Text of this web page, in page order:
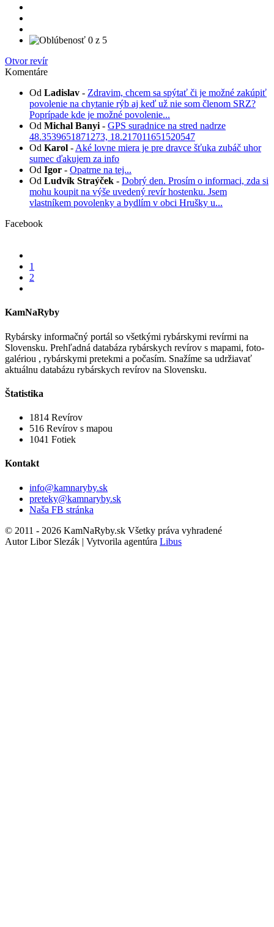
Otvor revír
Komentáre
Od Ladislav - Zdravim, chcem sa spýtať či je možné zakúpiť
povolenie na chytanie rýb aj keď už nie som členom SRZ?
Poprípade kde je možné povolenie...
Od Michal Banyi - GPS suradnice na stred nadrze
48.3539651871273, 18.217011651520547
Od Karol - Aké lovne miera je pre dravce šťuka zubáč uhor
sumec ďakujem za info
Od Igor - Opatrne na tej...
Od Ludvík Straýček - Dobrý den. Prosím o informaci, zda si
mohu koupit na výše uvedený revír hostenku. Jsem
vlastníkem povolenky a bydlím v obci Hrušky u...
Facebook
1
2
KamNaRyby
Rybársky informačný portál so všetkými rybárskymi revírmi na
Slovensku. Prehľadná databáza rybárskych revírov s mapami, foto-
galériou , rybárskymi pretekmi a počasím. Snažíme sa udržiavať
aktuálnu databázu rybárskych revírov na Slovensku.
Štatistika
1814 Revírov
516 Revírov s mapou
1041 Fotiek
Kontakt
info@kamnaryby.sk
preteky@kamnaryby.sk
Naša FB stránka
© 2011 - 2026 KamNaRyby.sk Všetky práva vyhradené
Autor Libor Slezák | Vytvorila agentúra Libus